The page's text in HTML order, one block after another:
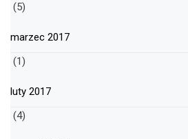
(5)
marzec 2017
(1)
luty 2017
(4)